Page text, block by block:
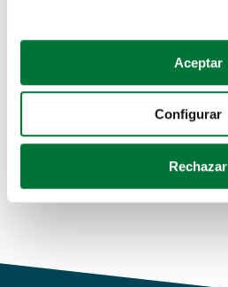
Si lo permite, también
Recopilar información sobre
Identificar su dispositivo
para buscar características
Obtenga más información sobre
de cookies.
Aceptar
Configurar
Rechazar
Coches de segunda mano
Coches de km0